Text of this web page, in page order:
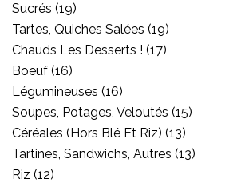
Sucrés (19)
Tartes, Quiches Salées (19)
Chauds Les Desserts ! (17)
Boeuf (16)
Légumineuses (16)
Soupes, Potages, Veloutés (15)
Céréales (hors Blé Et Riz) (13)
Tartines, Sandwichs, Autres (13)
Riz (12)